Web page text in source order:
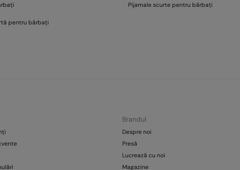
pentru bărbați
Pijamale scurte pentru bărbați
Brandul
Despre noi
Presă
Lucrează cu noi
Magazine